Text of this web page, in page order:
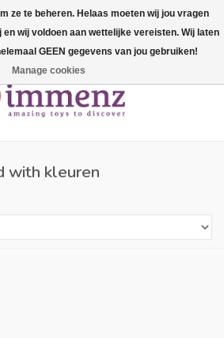
with kleuren
ze te beheren. Helaas moeten wij jou vragen
wij voldoen aan wettelijke vereisten. Wij laten
GEEN gegevens van jou gebruiken!
Manage cookies